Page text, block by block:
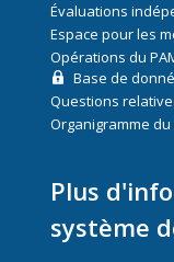
Évaluations
Espace pour les
Opérations du
Base de
Questions
Organigramme du
Plus
système